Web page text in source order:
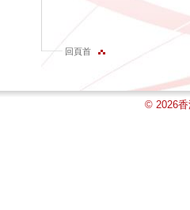
回頁首
© 2026香